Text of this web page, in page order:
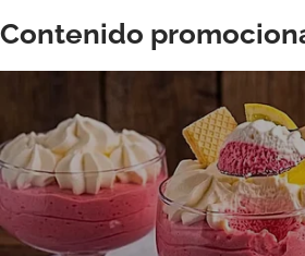
Gracias por suscribirte a